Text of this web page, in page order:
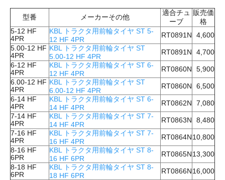
型番 メーカーその他
適合チュ
ーブ
販売価
格
5-12 HF
4PR
KBL トラクタ用前輪タイヤ ST 5-
12 HF 4PR
RT0891N
4,600
5.00-12 HF
4PR
KBL トラクタ用前輪タイヤ ST
5.00-12 HF 4PR
RT0891N
4,700
6-12 HF
4PR
KBL トラクタ用前輪タイヤ ST 6-
12 HF 4PR
RT0860N
5,900
6.00-12 HF
4PR
KBL トラクタ用前輪タイヤ ST
6.00-12 HF 4PR
RT0860N
6,500
6-14 HF
4PR
KBL トラクタ用前輪タイヤ ST 6-
14 HF 4PR
RT0862N
7,080
7-14 HF
4PR
KBL トラクタ用前輪タイヤ ST 7-
14 HF 4PR
RT0863N
8,480
7-16 HF
4PR
KBL トラクタ用前輪タイヤ ST 7-
16 HF 4PR
RT0864N 10,800
8-16 HF
6PR
KBL トラクタ用前輪タイヤ ST 8-
16 HF 6PR
RT0865N 13,300
8-18 HF
6PR
KBL トラクタ用前輪タイヤ ST 8-
18 HF 6PR
RT0866N 16,000